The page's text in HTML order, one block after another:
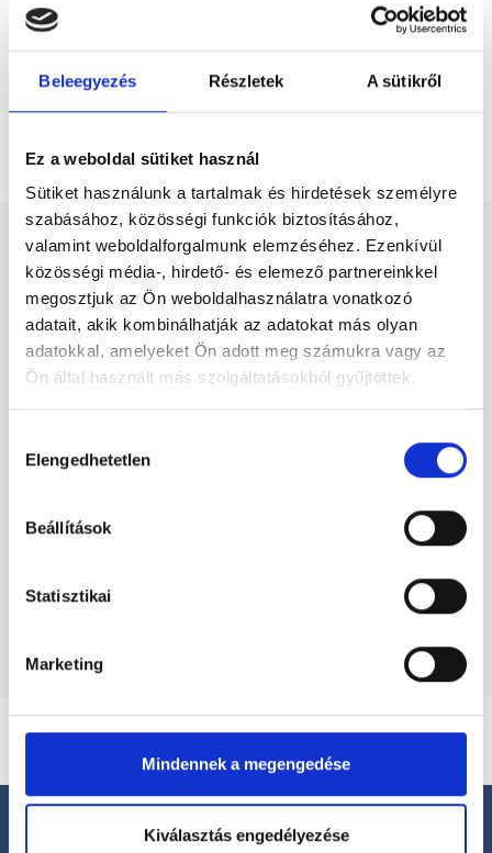
Beleegyezés Részletek A sütikről
Ez a weboldal sütiket használ
Sütiket használunk a tartalmak és hirdetések személyre
szabásához, közösségi funkciók biztosításához,
valamint weboldalforgalmunk elemzéséhez. Ezenkívül
közösségi média-, hirdető- és elemező partnereinkkel
megosztjuk az Ön weboldalhasználatra vonatkozó
adatait, akik kombinálhatják az adatokat más olyan
adatokkal, amelyeket Ön adott meg számukra vagy az
Ön által használt más szolgáltatásokból gyűjtöttek.
szabályzat:https://foglaljorvost.hu/info/foglaljorvost-
kiválasztása
Elengedhetetlen
Beállítások
Statisztikai
Marketing
Mindennek a megengedése
Kiválasztás engedélyezése
és szakorvosjelölt esetén.
Főoldal Reumatológus Budapest, IV. kerület
Reumatológus Budapest, IV.
kerület - Reumatológia
Reumatológia TERÜLETHEZ KAPCSOLÓDÓ
SZAKTERÜLETEK
Szolgáltatások
Budapesti és vidéki reumatológus orvosok